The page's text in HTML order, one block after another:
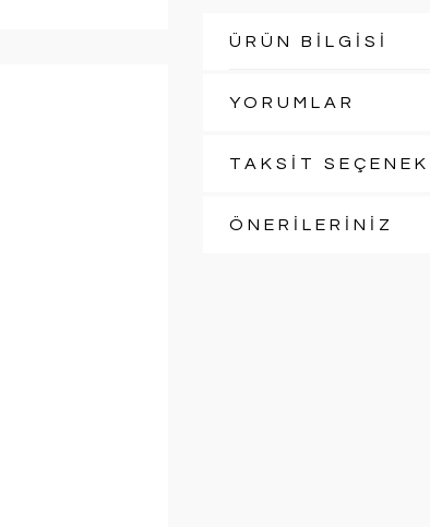
ÜRÜN BİLGİSİ
YORUMLAR
TAKSİT
ÖNERİLERİNİZ